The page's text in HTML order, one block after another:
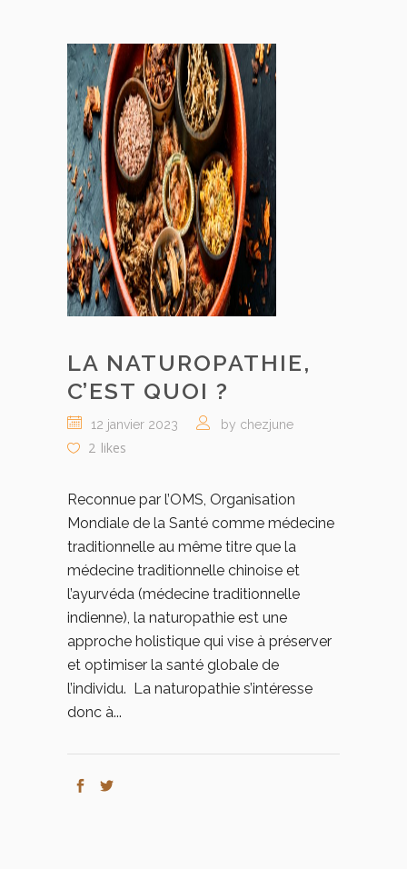
LA NATUROPATHIE,
C’EST QUOI ?
12 janvier 2023 by chezjune
2 likes
Reconnue par l’OMS, Organisation
Mondiale de la Santé comme médecine
traditionnelle au même titre que la
médecine traditionnelle chinoise et
l’ayurvéda (médecine traditionnelle
indienne), la naturopathie est une
approche holistique qui vise à préserver
et optimiser la santé globale de
l’individu. La naturopathie s’intéresse
donc à...